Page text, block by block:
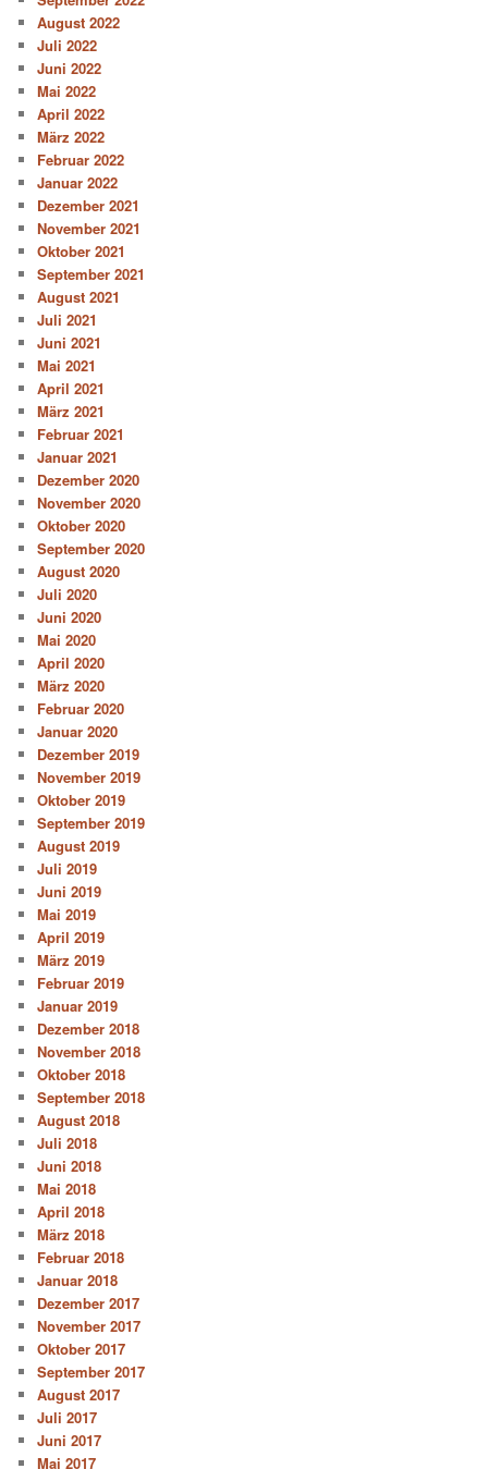
August 2022
Juli 2022
Juni 2022
Mai 2022
April 2022
März 2022
Februar 2022
Januar 2022
Dezember 2021
November 2021
Oktober 2021
September 2021
August 2021
Juli 2021
Juni 2021
Mai 2021
April 2021
März 2021
Februar 2021
Januar 2021
Dezember 2020
November 2020
Oktober 2020
September 2020
August 2020
Juli 2020
Juni 2020
Mai 2020
April 2020
März 2020
Februar 2020
Januar 2020
Dezember 2019
November 2019
Oktober 2019
September 2019
August 2019
Juli 2019
Juni 2019
Mai 2019
April 2019
März 2019
Februar 2019
Januar 2019
Dezember 2018
November 2018
Oktober 2018
September 2018
August 2018
Juli 2018
Juni 2018
Mai 2018
April 2018
März 2018
Februar 2018
Januar 2018
Dezember 2017
November 2017
Oktober 2017
September 2017
August 2017
Juli 2017
Juni 2017
Mai 2017